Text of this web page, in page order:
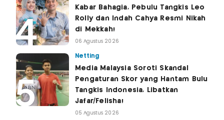
Kabar Bahagia, Pebulu Tangkis Leo
Rolly dan Indah Cahya Resmi Nikah
di Mekkah!
06 Agustus 2026
Netting
Media Malaysia Soroti Skandal
Pengaturan Skor yang Hantam Bulu
Tangkis Indonesia, Libatkan
Jafar/Felisha!
05 Agustus 2026